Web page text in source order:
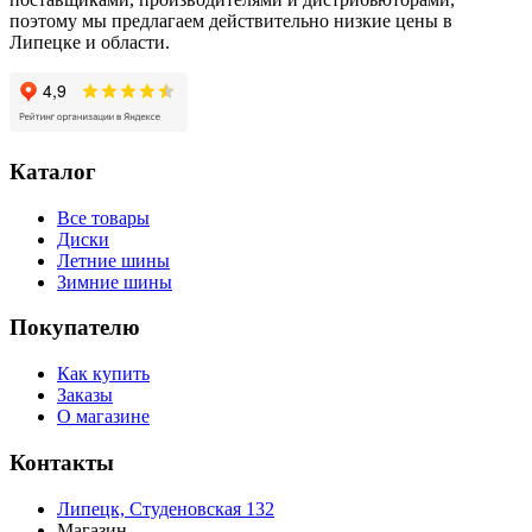
поэтому мы предлагаем действительно низкие цены в
Липецке и области.
Каталог
Все товары
Диски
Летние шины
Зимние шины
Покупателю
Как купить
Заказы
О магазине
Контакты
Липецк, Студеновская 132